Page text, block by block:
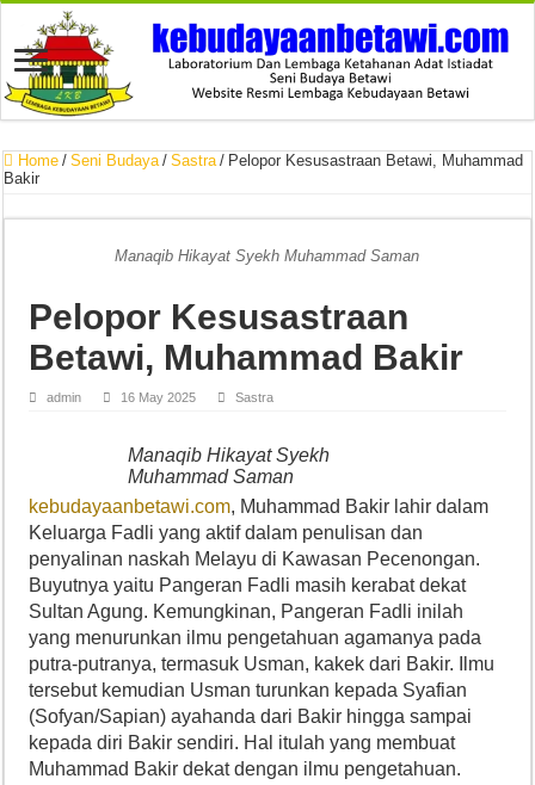
Home / Seni Budaya / Sastra / Pelopor Kesusastraan Betawi, Muhammad
Bakir
Manaqib Hikayat Syekh Muhammad Saman
Pelopor Kesusastraan
Betawi, Muhammad Bakir
admin 16 May 2025 Sastra
Manaqib Hikayat Syekh
Muhammad Saman
kebudayaanbetawi.com, Muhammad Bakir lahir dalam
Keluarga Fadli yang aktif dalam penulisan dan
penyalinan naskah Melayu di Kawasan Pecenongan.
Buyutnya yaitu Pangeran Fadli masih kerabat dekat
Sultan Agung. Kemungkinan, Pangeran Fadli inilah
yang menurunkan ilmu pengetahuan agamanya pada
putra-putranya, termasuk Usman, kakek dari Bakir. Ilmu
tersebut kemudian Usman turunkan kepada Syafian
(Sofyan/Sapian) ayahanda dari Bakir hingga sampai
kepada diri Bakir sendiri. Hal itulah yang membuat
Muhammad Bakir dekat dengan ilmu pengetahuan.